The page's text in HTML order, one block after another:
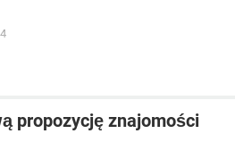
propozycję znajomości